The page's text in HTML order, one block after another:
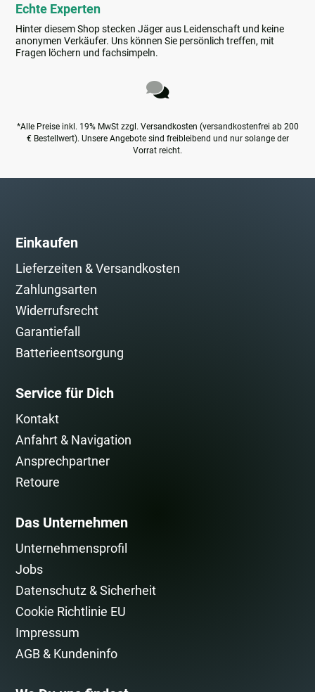
Echte Experten
Hinter diesem Shop stecken Jäger aus Leidenschaft und keine
anonymen Verkäufer. Uns können Sie persönlich treffen, mit
Fragen löchern und fachsimpeln.
*Alle Preise inkl. 19% MwSt zzgl. Versandkosten (versandkostenfrei ab 200
€ Bestellwert). Unsere Angebote sind freibleibend und nur solange der
Vorrat reicht.
Einkaufen
Lieferzeiten & Versandkosten
Zahlungsarten
Widerrufsrecht
Garantiefall
Batterieentsorgung
Service für Dich
Kontakt
Anfahrt & Navigation
Ansprechpartner
Retoure
Das Unternehmen
Unternehmensprofil
Jobs
Datenschutz & Sicherheit
Cookie Richtlinie EU
Impressum
AGB & Kundeninfo